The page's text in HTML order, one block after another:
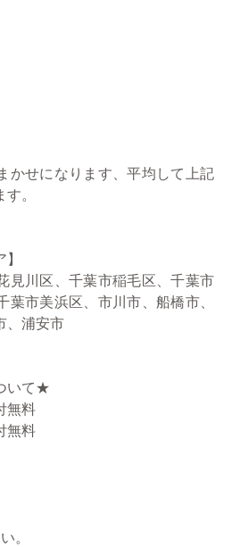
かせになります、平均して上記
。
見川区、千葉市稲毛区、千葉市
葉市美浜区、市川市、船橋市、
、浦安市
いて★
無料
無料
。